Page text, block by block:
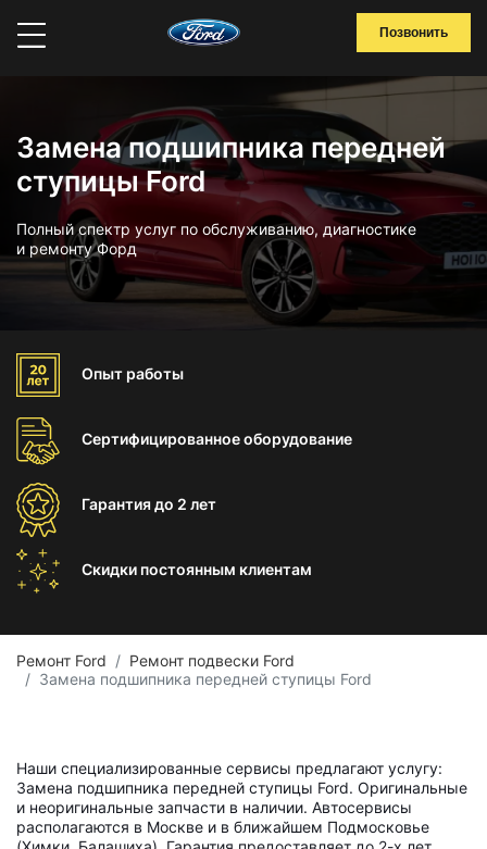
Позвонить
Замена подшипника передней
ступицы Ford
Полный спектр услуг по обслуживанию, диагностике
и ремонту Форд
Опыт работы
Сертифицированноеоборудование
Гарантиядо 2 лет
Скидки постоянным клиентам
Ремонт Ford
Ремонт подвески Ford
Замена подшипника передней ступицы Ford
Наши специализированные сервисы предлагают услугу:
Замена подшипника передней ступицы Ford. Оригинальные
и неоригинальные запчасти в наличии. Автосервисы
располагаются в Москве и в ближайшем Подмосковье